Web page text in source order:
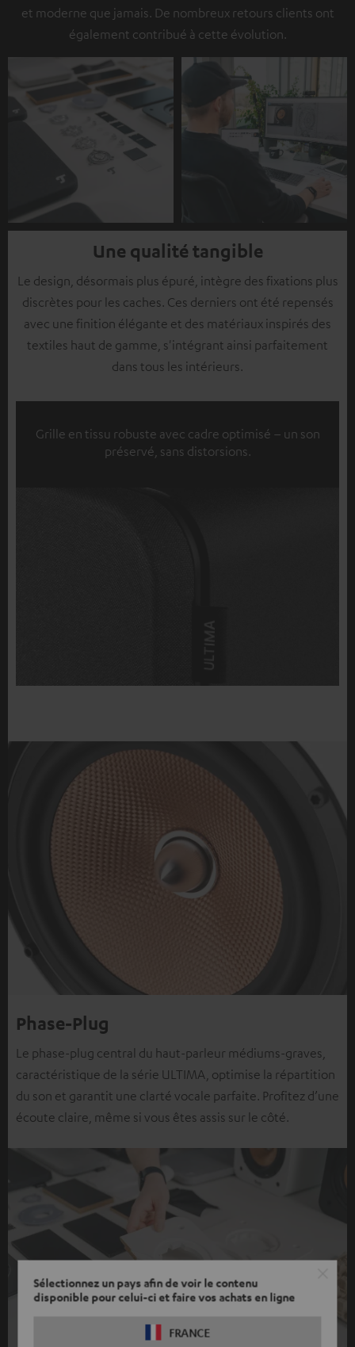
Sélectionnez un pays afin de voir le contenu
disponible pour celui-ci et faire vos achats en ligne
FRANCE
et moderne que jamais. De nombreux retours clients ont
également contribué à cette évolution.
Une qualité tangible
Le design, désormais plus épuré, intègre des fixations plus
discrètes pour les caches. Ces derniers ont été repensés
avec une finition élégante et des matériaux inspirés des
textiles haut de gamme, s'intégrant ainsi parfaitement
dans tous les intérieurs.
Grille en tissu robuste avec cadre optimisé – un son
préservé, sans distorsions.
Phase-Plug
Le phase-plug central du haut-parleur médiums-graves,
caractéristique de la série ULTIMA, optimise la répartition
du son et garantit une clarté vocale parfaite. Profitez d’une
écoute claire, même si vous êtes assis sur le côté.